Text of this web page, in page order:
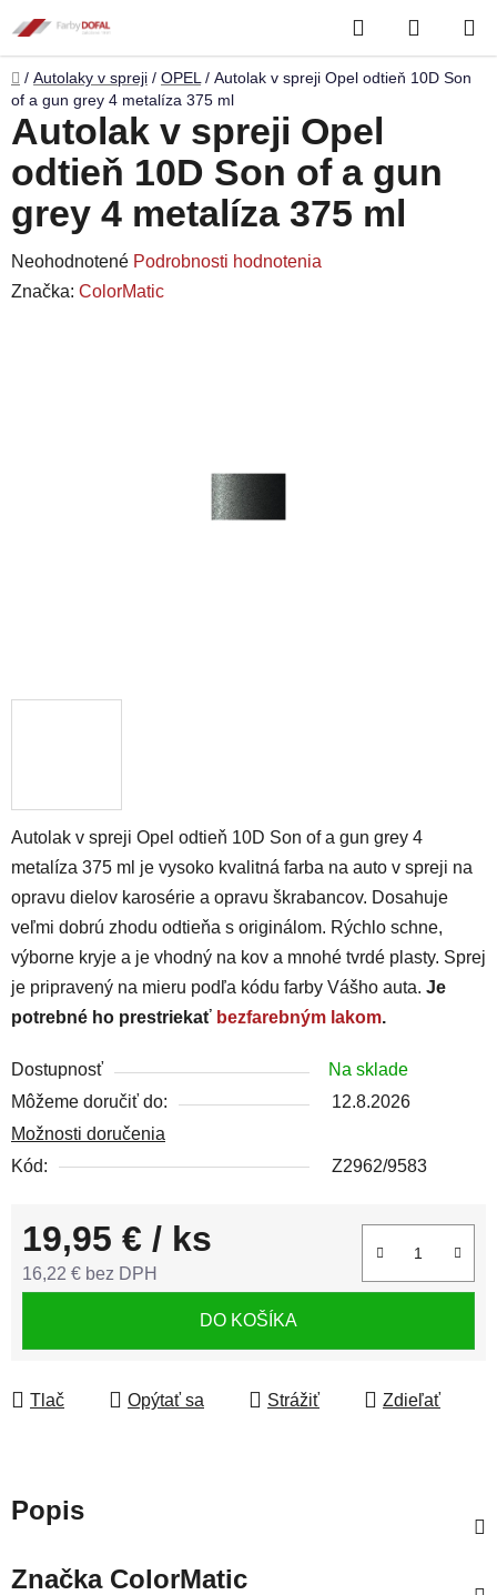
na
obsah
Hľadať
KOŠÍK
Domov
/ Autolaky v spreji / OPEL / Autolak v spreji Opel odtieň 10D Son
of a gun grey 4 metalíza 375 ml
Autolak v spreji Opel odtieň 10D Son of a gun grey 4
metalíza 375 ml je vysoko kvalitná farba na auto v spreji na
opravu dielov karosérie a opravu škrabancov. Dosahuje
veľmi dobrú zhodu odtieňa s originálom. Rýchlo schne,
výborne kryje a je vhodný na kov a mnohé tvrdé plasty. Sprej
je pripravený na mieru podľa kódu farby Vášho auta. Je
potrebné ho prestriekať bezfarebným lakom.
Dostupnosť
Na sklade
Môžeme doručiť do:
12.8.2026
Možnosti doručenia
Kód:
Z2962/9583
19,95 € / ks
16,22 € bez DPH
DO KOŠÍKA
Tlač Opýtať sa Strážiť Zdieľať
Autolak v spreji Opel
odtieň 10D Son of a gun
grey 4 metalíza 375 ml
Priemerné
hodnotenie
Neohodnotené Podrobnosti hodnotenia
Značka: ColorMatic
Popis
ZnačkaColorMatic